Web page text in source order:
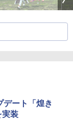
デート「煌き
実装